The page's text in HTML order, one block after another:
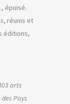
épuisé.
, réunis et
éditions,
arts
Pays